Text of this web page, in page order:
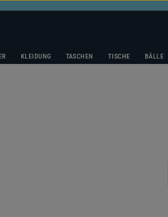
KLEIDUNG TASCHEN TISCHE BÄLLE